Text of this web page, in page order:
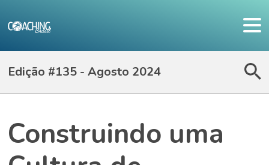
Edição #135 - Agosto 2024
Construindo uma